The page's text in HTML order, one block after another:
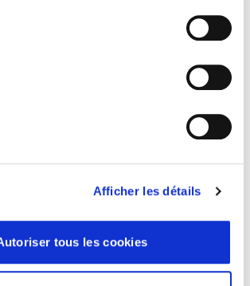
Afficher les détails
tous les cookies
– Réception
entreprise recevra ses factures à